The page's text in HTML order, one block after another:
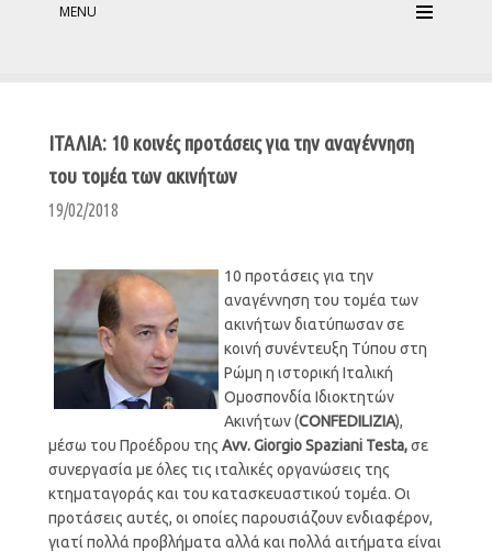
MENU
ΙΤΑΛΙA: 10 κοινές προτάσεις για την αναγέννηση
του τομέα των ακινήτων
19/02/2018
10 προτάσεις για την
αναγέννηση του τομέα των
ακινήτων διατύπωσαν σε
κοινή συνέντευξη Τύπου στη
Ρώμη η ιστορική Ιταλική
Ομοσπονδία Ιδιοκτητών
Ακινήτων (CONFEDILIZIA),
μέσω του Προέδρου της Avv. Giorgio Spaziani Testa,σε
συνεργασία με όλες τις ιταλικές οργανώσεις της
κτηματαγοράς και του κατασκευαστικού τομέα. Οι
προτάσεις αυτές, οι οποίες παρουσιάζουν ενδιαφέρον,
γιατί πολλά προβλήματα αλλά και πολλά αιτήματα είναι